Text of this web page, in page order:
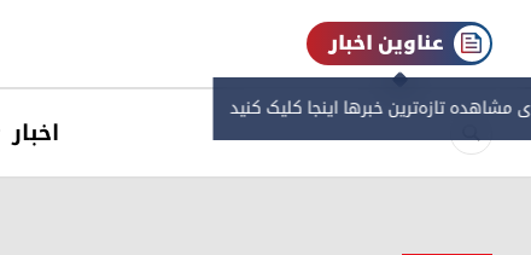
عناوین اخبار
مشاهده‌ تازه‌ترین خبرها اینجا کلیک کنید
اخبار